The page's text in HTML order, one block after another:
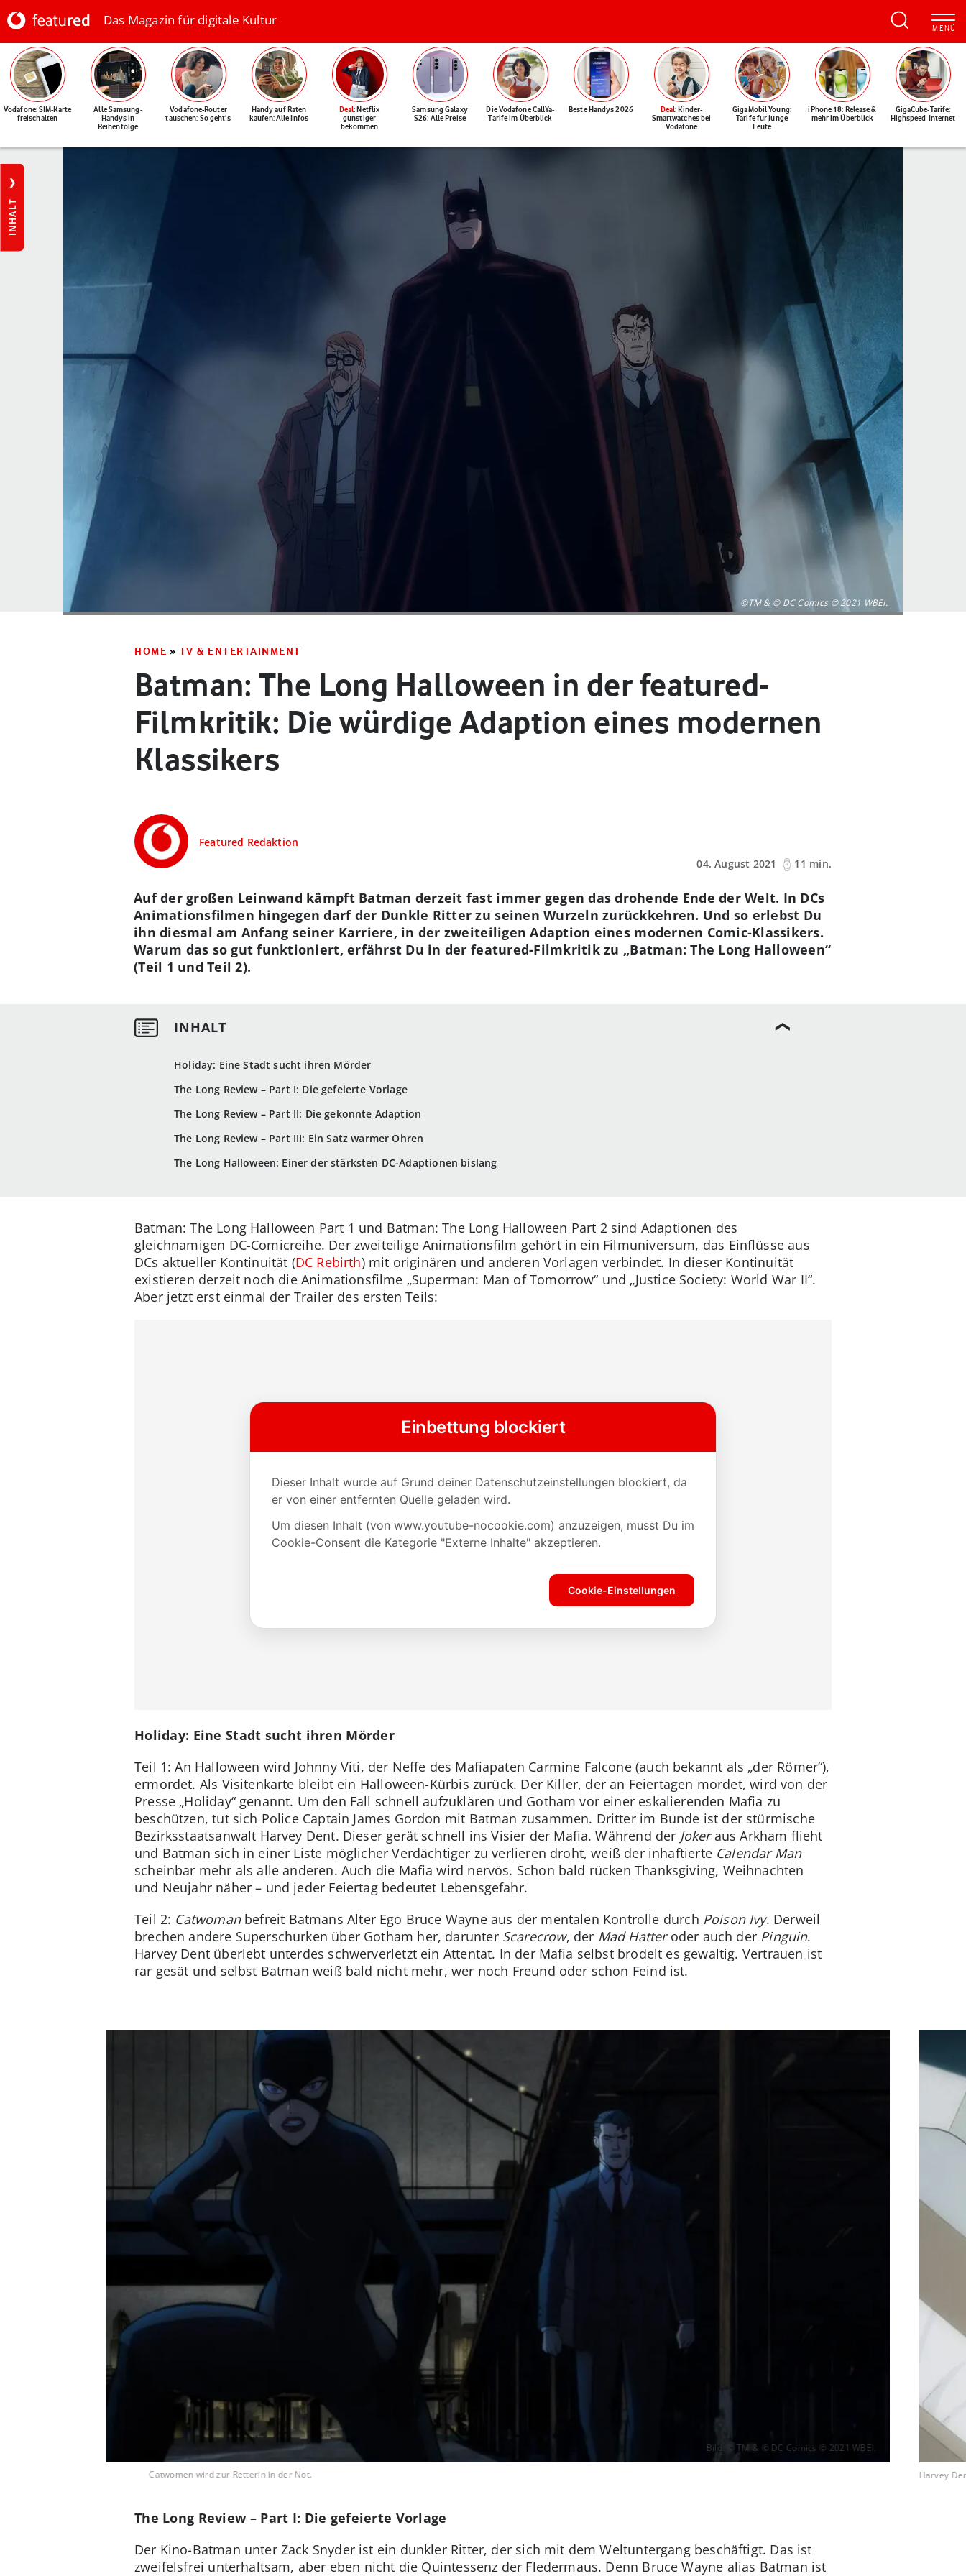
Das Magazin für digitale Kultur
Vodafone: SIM-Karte
freischalten
Alle Samsung-
Handys in
Reihenfolge
Vodafone-Router
tauschen: So geht's
Handy auf Raten
kaufen: Alle Infos
Deal: Netflix
günstiger
bekommen
Samsung Galaxy
S26: Alle Preise
Die Vodafone CallYa-
Tarife im Überblick
Beste Handys 2026 Deal: Kinder-
Smartwatches bei
Vodafone
GigaMobil Young:
Tarife für junge
Leute
iPhone 18: Release &
mehr im Überblick
GigaCube-Tarife:
Highspeed-Internet
INHALT
©TM & © DC Comics © 2021 WBEI.
HOME » TV & ENTERTAINMENT
Batman: The Long Halloween in der featured-
Filmkritik: Die würdige Adaption eines modernen
Klassikers
Featured Redaktion
04. August 2021
11 min.
Holiday: Eine Stadt sucht ihren Mörder
The Long Review – Part I: Die gefeierte Vorlage
The Long Review – Part II: Die gekonnte Adaption
The Long Review – Part III: Ein Satz warmer Ohren
The Long Halloween: Einer der stärksten DC-Adaptionen bislang
Auf der großen Leinwand kämpft Batman derzeit fast immer gegen das drohende Ende der Welt. In DCs
Animationsfilmen hingegen darf der Dunkle Ritter zu seinen Wurzeln zurückkehren. Und so erlebst Du
ihn diesmal am Anfang seiner Karriere, in der zweiteiligen Adaption eines modernen Comic-Klassikers.
Warum das so gut funktioniert, erfährst Du in der featured-Filmkritik zu „Batman: The Long Halloween“
(Teil 1 und Teil 2).
Batman: The Long Halloween Part 1 und Batman: The Long Halloween Part 2 sind Adaptionen des
gleichnamigen DC-Comicreihe. Der zweiteilige Animationsfilm gehört in ein Filmuniversum, das Einflüsse aus
DCs aktueller Kontinuität (DC Rebirth) mit originären und anderen Vorlagen verbindet. In dieser Kontinuität
existieren derzeit noch die Animationsfilme „Superman: Man of Tomorrow“ und „Justice Society: World War II“.
Aber jetzt erst einmal der Trailer des ersten Teils:
Holiday: Eine Stadt sucht ihren Mörder
Teil 1: An Halloween wird Johnny Viti, der Neffe des Mafiapaten Carmine Falcone (auch bekannt als „der Römer“),
ermordet. Als Visitenkarte bleibt ein Halloween-Kürbis zurück. Der Killer, der an Feiertagen mordet, wird von der
Presse „Holiday“ genannt. Um den Fall schnell aufzuklären und Gotham vor einer eskalierenden Mafia zu
beschützen, tut sich Police Captain James Gordon mit Batman zusammen. Dritter im Bunde ist der stürmische
Bezirksstaatsanwalt Harvey Dent. Dieser gerät schnell ins Visier der Mafia. Während der Jokeraus Arkham flieht
und Batman sich in einer Liste möglicher Verdächtiger zu verlieren droht, weiß der inhaftierteCalendar Man
scheinbar mehr als alle anderen. Auch die Mafia wird nervös. Schon bald rücken Thanksgiving, Weihnachten
und Neujahr näher – und jeder Feiertag bedeutet Lebensgefahr.
Teil 2: Catwomanbefreit Batmans Alter Ego Bruce Wayne aus der mentalen Kontrolle durch Poison Ivy. Derweil
brechen andere Superschurken über Gotham her, darunter Scarecrow, der Mad Hatteroder auch der Pinguin.
Harvey Dent überlebt unterdes schwerverletzt ein Attentat. In der Mafia selbst brodelt es gewaltig. Vertrauen ist
rar gesät und selbst Batman weiß bald nicht mehr, wer noch Freund oder schon Feind ist.
Catwomen wird zur Retterin in der Not.
Bild: © TM & © DC Comics © 2021 WBEI.
Harvey
The Long Review – Part I: Die gefeierte Vorlage
Der Kino-Batman unter Zack Snyder ist ein dunkler Ritter, der sich mit dem Weltuntergang beschäftigt. Das ist
zweifelsfrei unterhaltsam, aber eben nicht die Quintessenz der Fledermaus. Denn Bruce Wayne alias Batman ist